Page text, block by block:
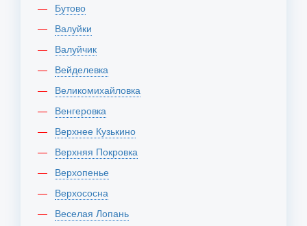
Бутово
Валуйки
Валуйчик
Вейделевка
Великомихайловка
Венгеровка
Верхнее Кузькино
Верхняя Покровка
Верхопенье
Верхососна
Веселая Лопань